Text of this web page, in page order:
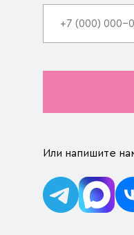
Или напишите